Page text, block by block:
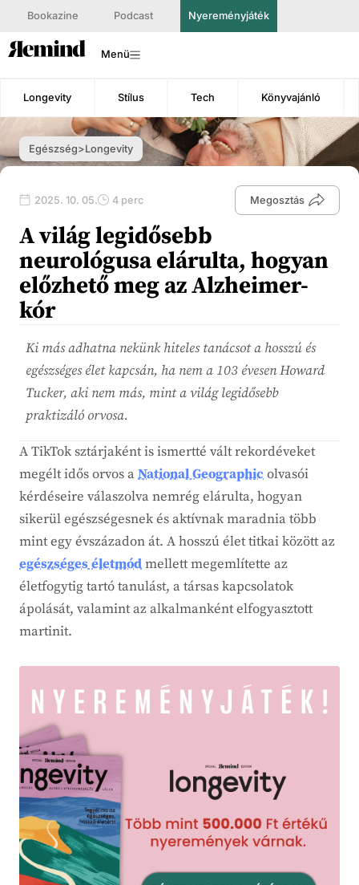
Bookazine Podcast Nyereményjáték
Menü
Longevity Stílus Tech Könyvajánló
Egészség>Longevity
2025. 10. 05. 4 perc Megosztás
A világ legidősebb
neurológusa elárulta, hogyan
előzhető meg az Alzheimer-
kór
Ki más adhatna nekünk hiteles tanácsot a hosszú és
egészséges élet kapcsán, ha nem a 103 évesen Howard
Tucker, aki nem más, mint a világ legidősebb
praktizáló orvosa.
A TikTok sztárjaként is ismertté vált rekordéveket
megélt idős orvos aNational Geographicolvasói
kérdéseire válaszolva nemrég elárulta, hogyan
sikerül egészségesnek és aktívnak maradnia több
mint egy évszázadon át. A hosszú élet titkai között az
egészséges életmódmellett megemlítette az
életfogytig tartó tanulást, a társas kapcsolatok
ápolását, valamint az alkalmanként elfogyasztott
martinit.